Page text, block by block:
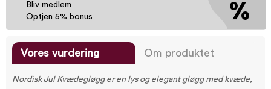
Bliv medlem
Optjen 5% bonus
Vores vurdering Om produktet
Nordisk Jul Kvædegløgg er en lys og elegant gløgg med kvæde,